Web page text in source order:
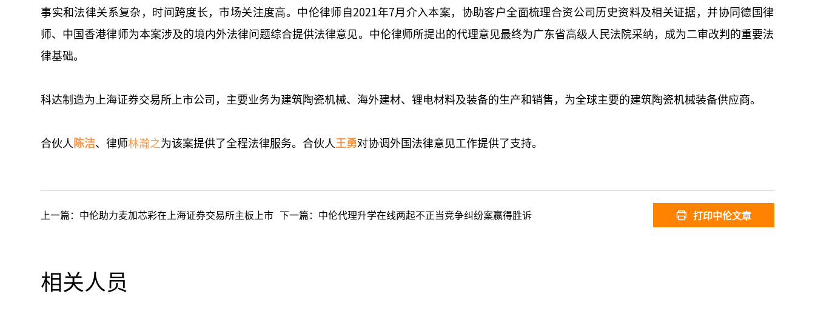
事实和法律关系复杂，时间跨度长，市场关注度高。中伦律师自2021年7月介入本案，协助客户全面梳理合资公司历史资料及相关证据，并协同德国律
师、中国香港律师为本案涉及的境内外法律问题综合提供法律意见。中伦律师所提出的代理意见最终为广东省高级人民法院采纳，成为二审改判的重要法
律基础。
科达制造为上海证券交易所上市公司，主要业务为建筑陶瓷机械、海外建材、锂电材料及装备的生产和销售，为全球主要的建筑陶瓷机械装备供应商。
合伙人 陈洁、律师林瀚之为该案提供了全程法律服务。合伙人 王勇对协调外国法律意见工作提供了支持。
上一篇： 中伦助力麦加芯彩在上海证券交易所主板上市 下一篇： 中伦代理升学在线两起不正当竞争纠纷案赢得胜诉 打印中伦文章
相关人员